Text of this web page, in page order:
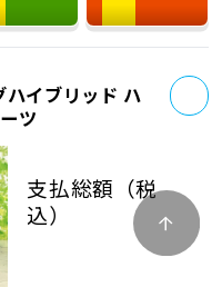
ハイブリッド ハ
ツ
支払総額 （税
込）